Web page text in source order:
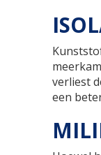
verliest
een